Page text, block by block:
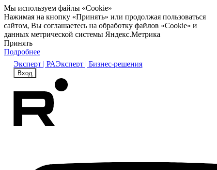
Мы используем файлы «Cookie»
Нажимая на кнопку «Принять» или продолжая пользоваться
сайтом, Вы соглашаетесь на обработку файлов «Cookie» и
данных метрической системы Яндекс.Метрика
Принять
Подробнее
Эксперт | РАЭксперт | Бизнес-решения
Вход